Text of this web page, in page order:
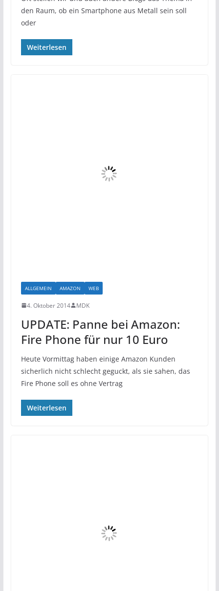
den Raum, ob ein Smartphone aus Metall sein soll
oder
Weiterlesen
ALLGEMEIN AMAZON WEB
4. Oktober 2014 MDK
UPDATE: Panne bei Amazon:
Fire Phone für nur 10 Euro
Heute Vormittag haben einige Amazon Kunden
sicherlich nicht schlecht geguckt, als sie sahen, das
Fire Phone soll es ohne Vertrag
Weiterlesen